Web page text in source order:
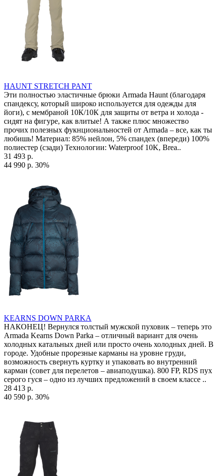
HAUNT STRETCH PANT
Эти полностью эластичные брюки Armada Haunt (благодаря
спандексу, который широко используется для одежды для
йоги), с мембраной 10К/10К для защиты от ветра и холода -
сидят на фигуре, как влитые! А также плюс множество
прочих полезных фукнциональностей от Armada – все, как ты
любишь! Материал: 85% нейлон, 5% спандех (впереди) 100%
полиестер (сзади) Технологии: Waterproof 10K, Brea..
31 493 р.
44 990 р. 30%
KEARNS DOWN PARKA
НАКОНЕЦ! Вернулся толстый мужской пуховик – теперь это
Armada Kearns Down Parka – отличный вариант для очень
холодных катальных дней или просто очень холодных дней. В
городе. Удобные прорезные карманы на уровне груди,
возможность свернуть куртку и упаковать во внутренний
карман (совет для перелетов – авиаподушка). 800 FP, RDS пух
серого гуся – одно из лучших предложений в своем классе ..
28 413 р.
40 590 р. 30%